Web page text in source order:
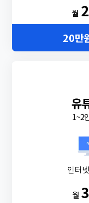
월
20만
유
1~2
인터
월